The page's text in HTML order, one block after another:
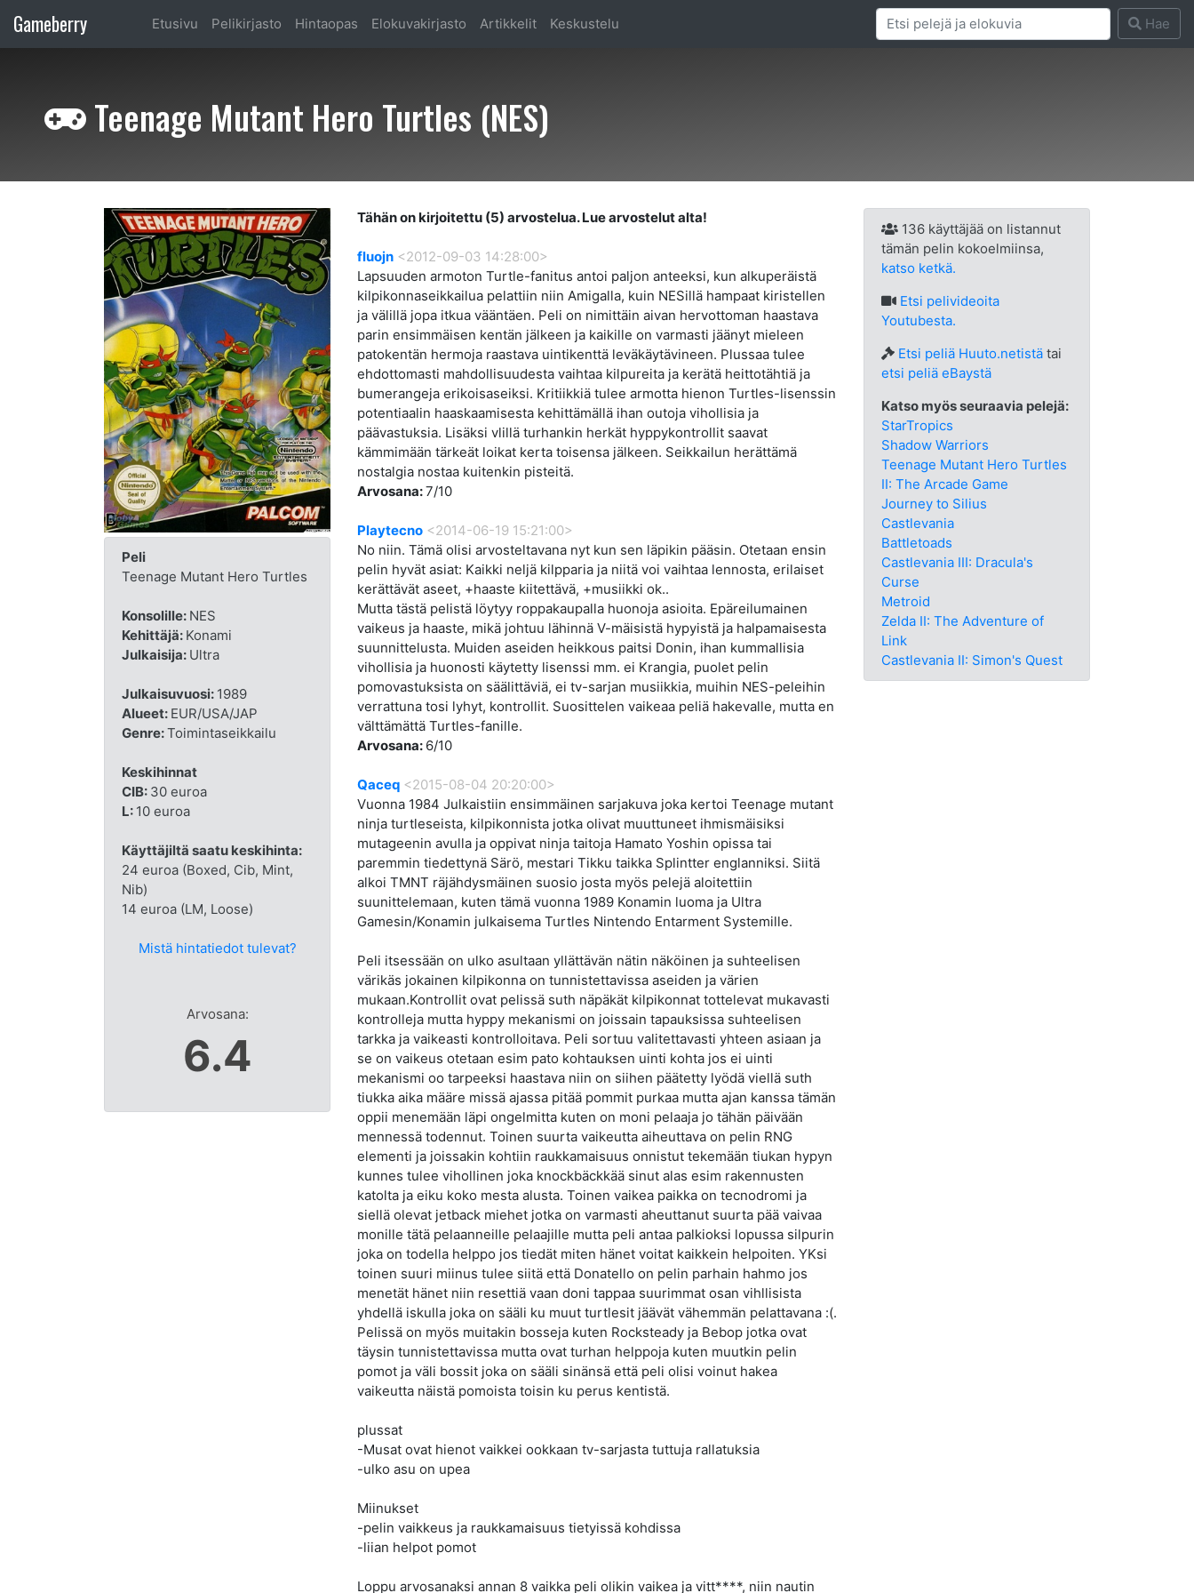
Gameberry Etusivu Pelikirjasto Hintaopas Elokuvakirjasto Artikkelit Keskustelu Hae
Teenage Mutant Hero Turtles (NES)
Peli
Teenage Mutant Hero Turtles
Konsolille: NES
Kehittäjä: Konami
Julkaisija: Ultra
Julkaisuvuosi: 1989
Alueet: EUR/USA/JAP
Genre:Toimintaseikkailu
Keskihinnat
CIB: 30 euroa
L: 10 euroa
Käyttäjiltä saatu keskihinta:
24 euroa (Boxed, Cib, Mint,
Nib)
14 euroa (LM, Loose)
Mistä hintatiedot tulevat?
Arvosana:
6.4
Tähän on kirjoitettu (5) arvostelua. Lue arvostelut alta!
fluojn <2012-09-03 14:28:00>
Lapsuuden armoton Turtle-fanitus antoi paljon anteeksi, kun alkuperäistä
kilpikonnaseikkailua pelattiin niin Amigalla, kuin NESillä hampaat kiristellen
ja välillä jopa itkua vääntäen. Peli on nimittäin aivan hervottoman haastava
parin ensimmäisen kentän jälkeen ja kaikille on varmasti jäänyt mieleen
patokentän hermoja raastava uintikenttä leväkäytävineen. Plussaa tulee
ehdottomasti mahdollisuudesta vaihtaa kilpureita ja kerätä heittotähtiä ja
bumerangeja erikoisaseiksi. Kritiikkiä tulee armotta hienon Turtles-lisenssin
potentiaalin haaskaamisesta kehittämällä ihan outoja vihollisia ja
päävastuksia. Lisäksi vlillä turhankin herkät hyppykontrollit saavat
kämmimään tärkeät loikat kerta toisensa jälkeen. Seikkailun herättämä
nostalgia nostaa kuitenkin pisteitä.
Arvosana:7/10
Playtecno <2014-06-19 15:21:00>
No niin. Tämä olisi arvosteltavana nyt kun sen läpikin pääsin. Otetaan ensin
pelin hyvät asiat: Kaikki neljä kilpparia ja niitä voi vaihtaa lennosta, erilaiset
kerättävät aseet, +haaste kiitettävä, +musiikki ok..
Mutta tästä pelistä löytyy roppakaupalla huonoja asioita. Epäreilumainen
vaikeus ja haaste, mikä johtuu lähinnä V-mäisistä hypyistä ja halpamaisesta
suunnittelusta. Muiden aseiden heikkous paitsi Donin, ihan kummallisia
vihollisia ja huonosti käytetty lisenssi mm. ei Krangia, puolet pelin
pomovastuksista on säälittäviä, ei tv-sarjan musiikkia, muihin NES-peleihin
verrattuna tosi lyhyt, kontrollit. Suosittelen vaikeaa peliä hakevalle, mutta en
välttämättä Turtles-fanille.
Arvosana: 6/10
Qaceq <2015-08-04 20:20:00>
Vuonna 1984 Julkaistiin ensimmäinen sarjakuva joka kertoi Teenage mutant
ninja turtleseista, kilpikonnista jotka olivat muuttuneet ihmismäisiksi
mutageenin avulla ja oppivat ninja taitoja Hamato Yoshin opissa tai
paremmin tiedettynä Särö, mestari Tikku taikka Splintter englanniksi. Siitä
alkoi TMNT räjähdysmäinen suosio josta myös pelejä aloitettiin
suunittelemaan, kuten tämä vuonna 1989 Konamin luoma ja Ultra
Gamesin/Konamin julkaisema Turtles Nintendo Entarment Systemille.
Peli itsessään on ulko asultaan yllättävän nätin näköinen ja suhteelisen
värikäs jokainen kilpikonna on tunnistettavissa aseiden ja värien
mukaan.Kontrollit ovat pelissä suth näpäkät kilpikonnat tottelevat mukavasti
kontrolleja mutta hyppy mekanismi on joissain tapauksissa suhteelisen
tarkka ja vaikeasti kontrolloitava. Peli sortuu valitettavasti yhteen asiaan ja
se on vaikeus otetaan esim pato kohtauksen uinti kohta jos ei uinti
mekanismi oo tarpeeksi haastava niin on siihen päätetty lyödä viellä suth
tiukka aika määre missä ajassa pitää pommit purkaa mutta ajan kanssa tämän
oppii menemään läpi ongelmitta kuten on moni pelaaja jo tähän päivään
mennessä todennut. Toinen suurta vaikeutta aiheuttava on pelin RNG
elementi ja joissakin kohtiin raukkamaisuus onnistut tekemään tiukan hypyn
kunnes tulee vihollinen joka knockbäckkää sinut alas esim rakennusten
katolta ja eiku koko mesta alusta. Toinen vaikea paikka on tecnodromi ja
siellä olevat jetback miehet jotka on varmasti aheuttanut suurta pää vaivaa
monille tätä pelaanneille pelaajille mutta peli antaa palkioksi lopussa silpurin
joka on todella helppo jos tiedät miten hänet voitat kaikkein helpoiten. YKsi
toinen suuri miinus tulee siitä että Donatello on pelin parhain hahmo jos
menetät hänet niin resettiä vaan doni tappaa suurimmat osan vihllisista
yhdellä iskulla joka on sääli ku muut turtlesit jäävät vähemmän pelattavana :(.
Pelissä on myös muitakin bosseja kuten Rocksteady ja Bebop jotka ovat
täysin tunnistettavissa mutta ovat turhan helppoja kuten muutkin pelin
pomot ja väli bossit joka on sääli sinänsä että peli olisi voinut hakea
vaikeutta näistä pomoista toisin ku perus kentistä.
plussat
-Musat ovat hienot vaikkei ookkaan tv-sarjasta tuttuja rallatuksia
-ulko asu on upea
Miinukset
-pelin vaikkeus ja raukkamaisuus tietyissä kohdissa
-liian helpot pomot
Loppu arvosanaksi annan 8 vaikka peli olikin vaikea ja vitt****, niin nautin
136 käyttäjää on listannut
tämän pelin kokoelmiinsa,
katso ketkä.
Etsi pelivideoita
Youtubesta.
Etsi peliä Huuto.netistätai
etsi peliä eBaystä
Katso myös seuraavia pelejä:
StarTropics
Shadow Warriors
Teenage Mutant Hero Turtles
II: The Arcade Game
Journey to Silius
Castlevania
Battletoads
Castlevania III: Dracula's
Curse
Metroid
Zelda II: The Adventure of
Link
Castlevania II: Simon's Quest